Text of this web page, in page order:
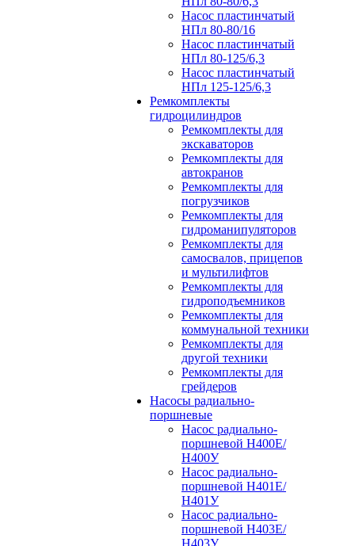
Насос пластинчатый
НПл 80-80/16
Насос пластинчатый
НПл 80-125/6,3
Насос пластинчатый
НПл 125-125/6,3
Ремкомплекты
гидроцилиндров
Ремкомплекты для
экскаваторов
Ремкомплекты для
автокранов
Ремкомплекты для
погрузчиков
Ремкомплекты для
гидроманипуляторов
Ремкомплекты для
самосвалов, прицепов
и мультилифтов
Ремкомплекты для
гидроподъемников
Ремкомплекты для
коммунальной техники
Ремкомплекты для
другой техники
Ремкомплекты для
грейдеров
Насосы радиально-
поршневые
Насос радиально-
поршневой Н400Е/
Н400У
Насос радиально-
поршневой Н401Е/
Н401У
Насос радиально-
поршневой Н403Е/
Н403У